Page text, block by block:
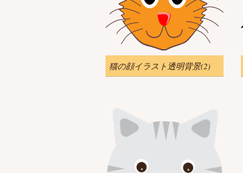
猫の顔イラスト透明背景(2)